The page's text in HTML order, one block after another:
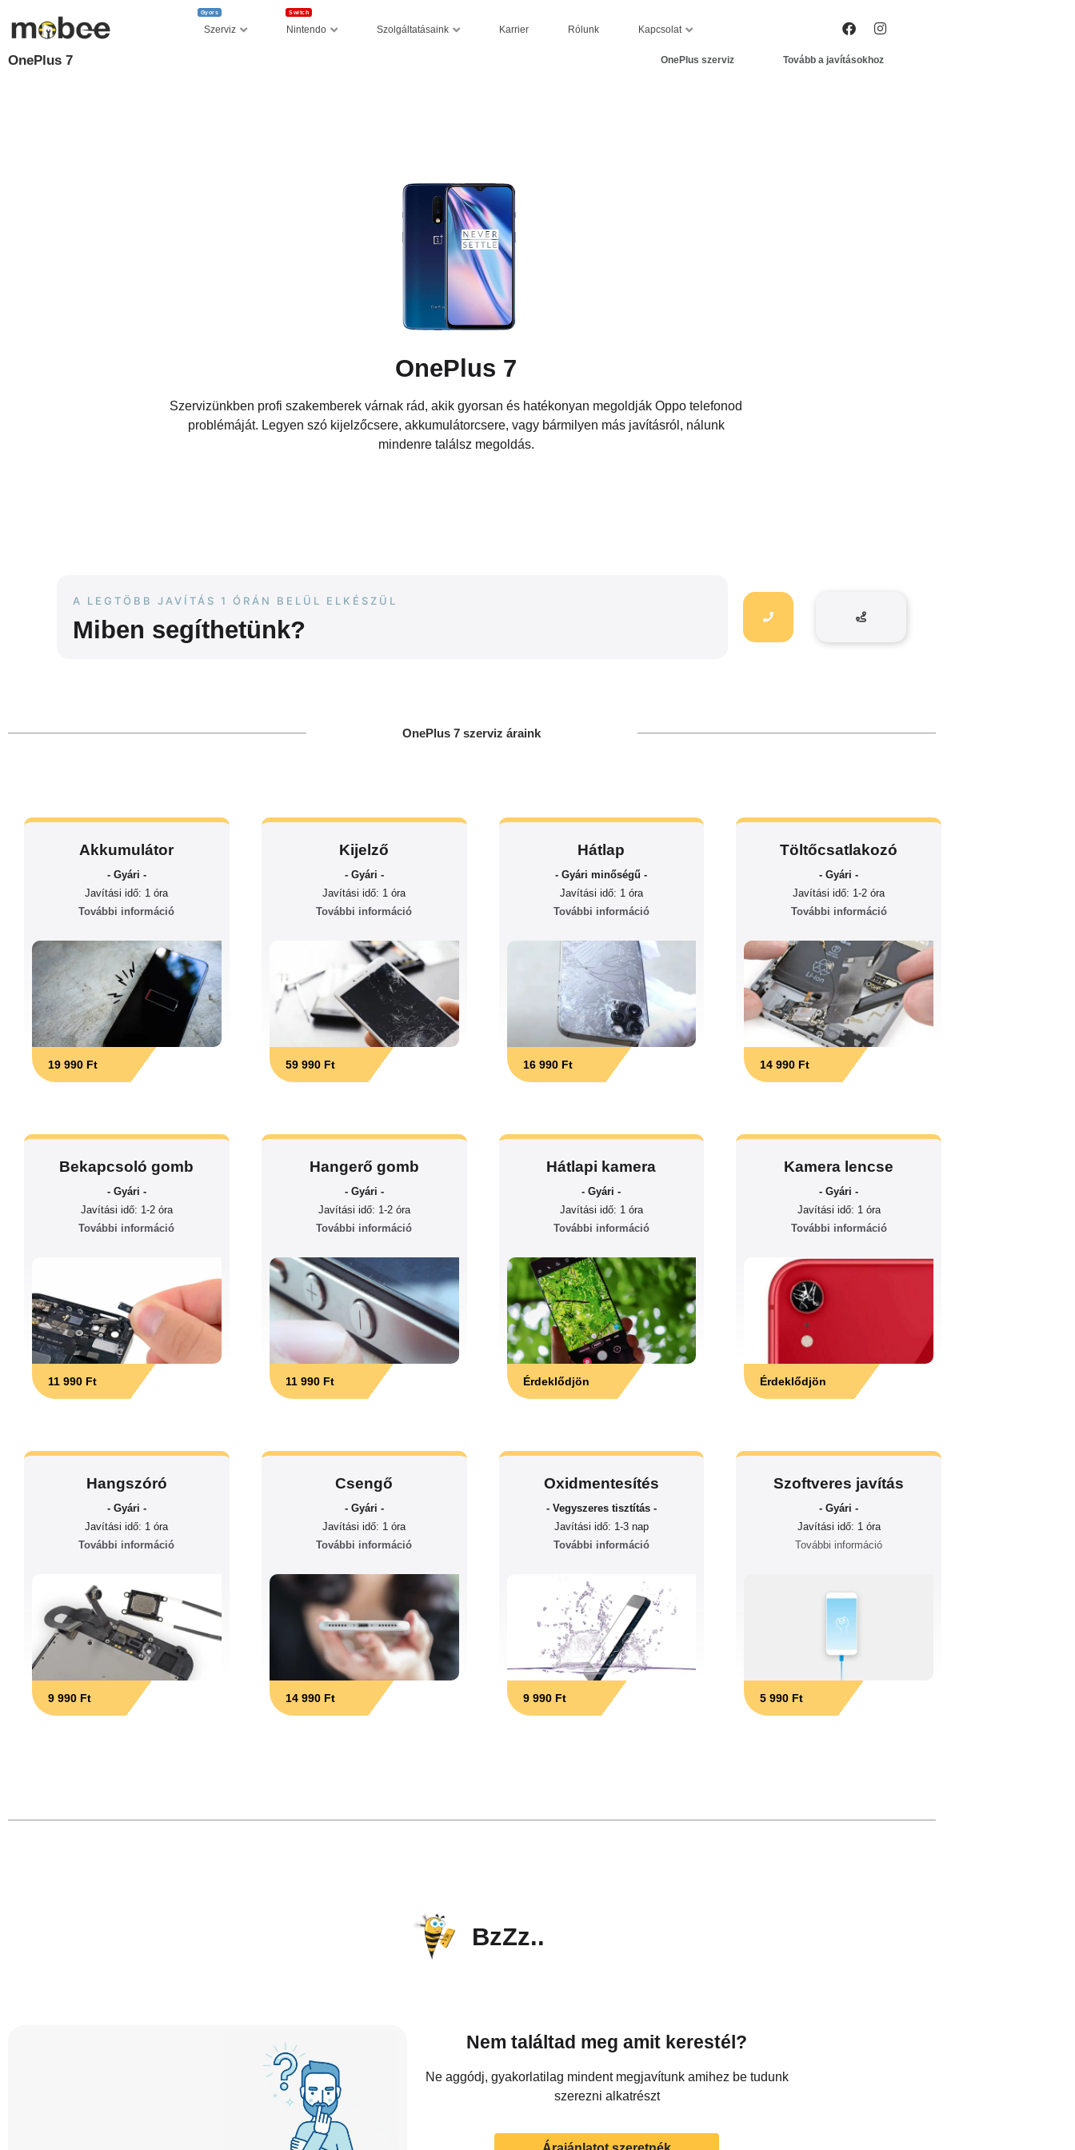
Szerviz
Gyors
Nintendo
Switch
Szolgáltatásaink Karrier Rólunk Kapcsolat
OnePlus 7 OnePlus szerviz Tovább a javításokhoz
OnePlus 7
Szervizünkben profi szakemberek várnak rád, akik gyorsan és hatékonyan megoldják Oppo telefonod
problémáját. Legyen szó kijelzőcsere, akkumulátorcsere, vagy bármilyen más javításról, nálunk
mindenre találsz megoldás.
A LEGTÖBB JAVÍTÁS 1 ÓRÁN BELÜL ELKÉSZÜL
Miben segíthetünk?
OnePlus 7 szerviz áraink
Akkumulátor
- Gyári -
Javítási idő: 1 óra
További információ
19 990 Ft
Kijelző
- Gyári -
Javítási idő: 1 óra
További információ
59 990 Ft
Hátlap
- Gyári minőségű -
Javítási idő: 1 óra
További információ
16 990 Ft
Töltőcsatlakozó
- Gyári -
Javítási idő: 1-2 óra
További információ
14 990 Ft
Bekapcsoló gomb
- Gyári -
Javítási idő: 1-2 óra
További információ
11 990 Ft
Hangerő gomb
- Gyári -
Javítási idő: 1-2 óra
További információ
11 990 Ft
Hátlapi kamera
- Gyári -
Javítási idő: 1 óra
További információ
Érdeklődjön
Kamera lencse
- Gyári -
Javítási idő: 1 óra
További információ
Érdeklődjön
Hangszóró
- Gyári -
Javítási idő: 1 óra
További információ
9 990 Ft
Csengő
- Gyári -
Javítási idő: 1 óra
További információ
14 990 Ft
Oxidmentesítés
- Vegyszeres tisztítás -
Javítási idő: 1-3 nap
További információ
9 990 Ft
Szoftveres javítás
- Gyári -
Javítási idő: 1 óra
További információ
5 990 Ft
BzZz..
Nem találtad meg amit kerestél?
Ne aggódj, gyakorlatilag mindent megjavítunk amihez be tudunk
szerezni alkatrészt